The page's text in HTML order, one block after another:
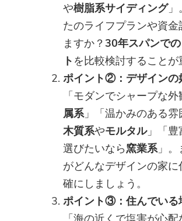
や樹脂系サイディング」
たのライフプランや資
ますか？ 30年スパンで
ト を比較検討することが
ポイント②：デザインの
「モダンでシャープな
属系」「温かみのある雰
木質系やモルタル」「豊
選びたいなら窯業系」。
がどんなデザインの家
確にしましょう。
ポイント③：住んでいる